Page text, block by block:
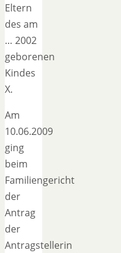
Eltern
des am
… 2002
geborenen
Kindes
X.
Am
10.06.2009
ging
beim
Familiengericht
der
Antrag
der
Antragstellerin